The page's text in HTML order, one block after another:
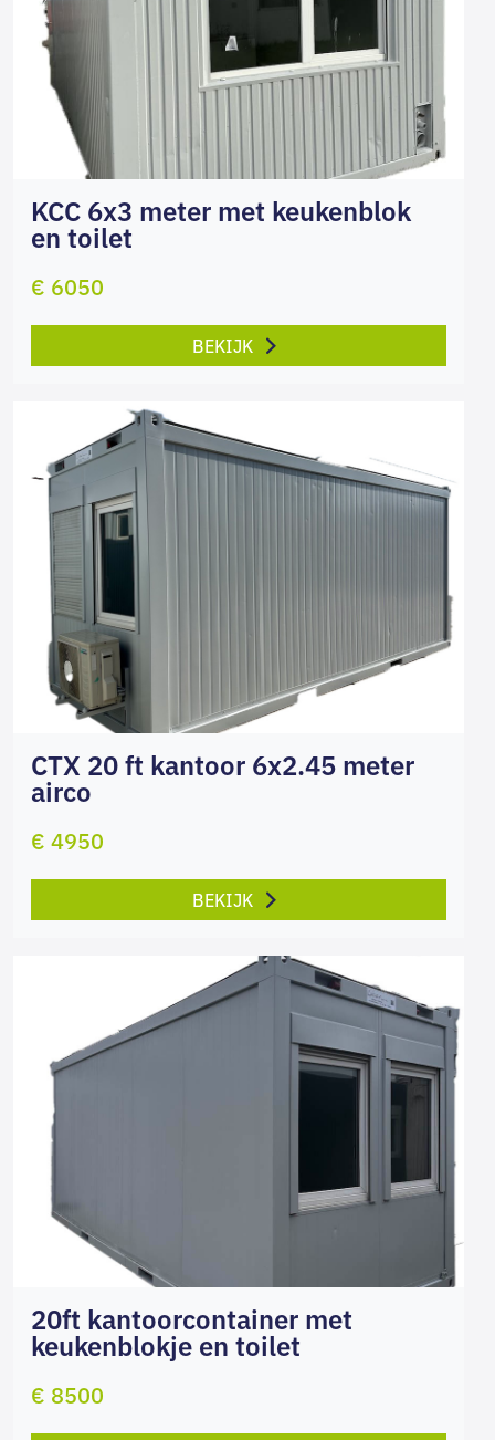
KCC 6x3 meter met keukenblok
en toilet
€ 6050
BEKIJK
CTX 20 ft kantoor 6x2.45 meter
airco
€ 4950
BEKIJK
20ft kantoorcontainer met
keukenblokje en toilet
€ 8500